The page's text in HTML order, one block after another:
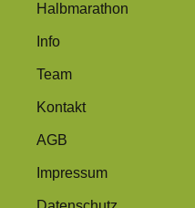
Halbmarathon
Info
Team
Kontakt
AGB
Impressum